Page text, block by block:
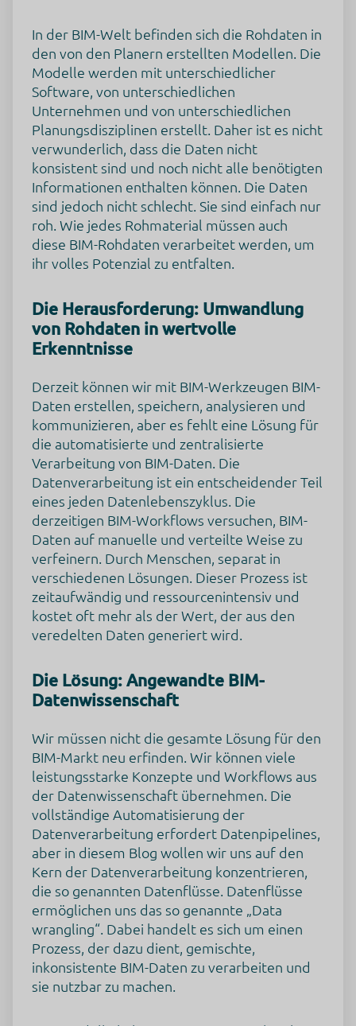
In der BIM-Welt befinden sich die Rohdaten in
den von den Planern erstellten Modellen. Die
Modelle werden mit unterschiedlicher
Software, von unterschiedlichen
Unternehmen und von unterschiedlichen
Planungsdisziplinen erstellt. Daher ist es nicht
verwunderlich, dass die Daten nicht
konsistent sind und noch nicht alle benötigten
Informationen enthalten können. Die Daten
sind jedoch nicht schlecht. Sie sind einfach nur
roh. Wie jedes Rohmaterial müssen auch
diese BIM-Rohdaten verarbeitet werden, um
ihr volles Potenzial zu entfalten.
Die Herausforderung: Umwandlung
von Rohdaten in wertvolle
Erkenntnisse
Derzeit können wir mit BIM-Werkzeugen BIM-
Daten erstellen, speichern, analysieren und
kommunizieren, aber es fehlt eine Lösung für
die automatisierte und zentralisierte
Verarbeitung von BIM-Daten. Die
Datenverarbeitung ist ein entscheidender Teil
eines jeden Datenlebenszyklus. Die
derzeitigen BIM-Workflows versuchen, BIM-
Daten auf manuelle und verteilte Weise zu
verfeinern. Durch Menschen, separat in
verschiedenen Lösungen. Dieser Prozess ist
zeitaufwändig und ressourcenintensiv und
kostet oft mehr als der Wert, der aus den
veredelten Daten generiert wird.
Die Lösung: Angewandte BIM-
Datenwissenschaft
Wir müssen nicht die gesamte Lösung für den
BIM-Markt neu erfinden. Wir können viele
leistungsstarke Konzepte und Workflows aus
der Datenwissenschaft übernehmen. Die
vollständige Automatisierung der
Datenverarbeitung erfordert Datenpipelines,
aber in diesem Blog wollen wir uns auf den
Kern der Datenverarbeitung konzentrieren,
die so genannten Datenflüsse. Datenflüsse
ermöglichen uns das so genannte „Data
wrangling“. Dabei handelt es sich um einen
Prozess, der dazu dient, gemischte,
inkonsistente BIM-Daten zu verarbeiten und
sie nutzbar zu machen.